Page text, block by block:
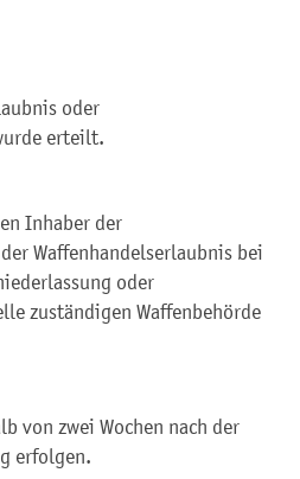
oder
erteilt.
Inhaber der
Waffenhandelserlaubnis bei
oder
zuständigen Waffenbehörde
von zwei Wochen nach der
erfolgen.